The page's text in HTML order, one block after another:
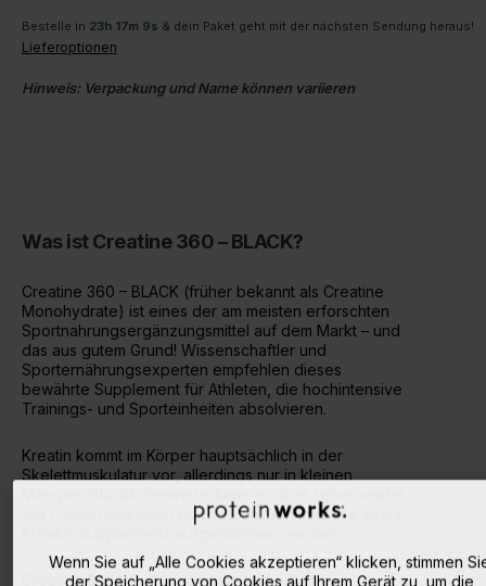
Bestelle in 23h 17m 8s & dein Paket geht mit der nächsten Sendung heraus!
Lieferoptionen
Hinweis: Verpackung und Name können variieren
Was ist Creatine 360 – BLACK?
Creatine 360 – BLACK (früher bekannt als Creatine
Monohydrate) ist eines der am meisten erforschten
Sportnahrungsergänzungsmittel auf dem Markt – und
das aus gutem Grund! Wissenschaftler und
Sporternährungsexperten empfehlen dieses
bewährte Supplement für Athleten, die hochintensive
Trainings- und Sporteinheiten absolvieren.
Kreatin kommt im Körper hauptsächlich in der
Skelettmuskulatur vor, allerdings nur in kleinen
wie Fleisch und Fisch oder durch die Einnahme eines
Creatine 360 – BLACK wird ausschließlich aus
Wenn Sie auf „Alle Cookies akzeptieren“ klicken, stimmen
der Speicherung von Cookies auf Ihrem Gerät zu, um die